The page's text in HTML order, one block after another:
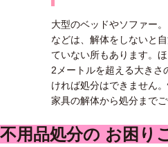
大型のベッドやソファー
などは、解体をしないと
ていない所もあります。
2メートルを超える大きさ
ければ処分はできません
家具の解体から処分までご
不用品処分の お困り